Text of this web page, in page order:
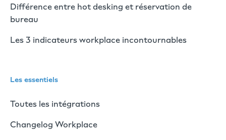
Différence entre hot desking et réservation de
bureau
Les 3 indicateurs workplace incontournables
Les essentiels
Toutes les intégrations
Changelog Workplace